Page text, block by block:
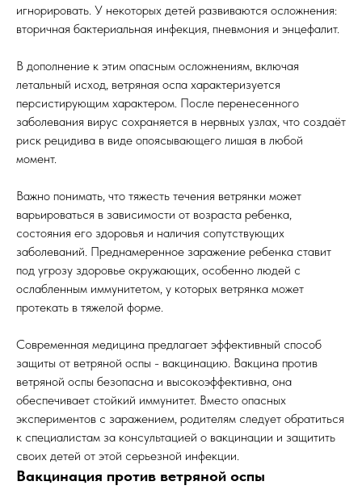
игнорировать. У некоторых детей развиваются осложнения:
вторичная бактериальная инфекция, пневмония и энцефалит.
В дополнение к этим опасным осложнениям, включая
летальный исход, ветряная оспа характеризуется
персистирующим характером. После перенесенного
заболевания вирус сохраняется в нервных узлах, что создаёт
риск рецидива в виде опоясывающего лишая в любой
момент.
Важно понимать, что тяжесть течения ветрянки может
варьироваться в зависимости от возраста ребенка,
состояния его здоровья и наличия сопутствующих
заболеваний. Преднамеренное заражение ребенка ставит
под угрозу здоровье окружающих, особенно людей с
ослабленным иммунитетом, у которых ветрянка может
протекать в тяжелой форме.
Современная медицина предлагает эффективный способ
защиты от ветряной оспы - вакцинацию. Вакцина против
ветряной оспы безопасна и высокоэффективна, она
обеспечивает стойкий иммунитет. Вместо опасных
экспериментов с заражением, родителям следует обратиться
к специалистам за консультацией о вакцинации и защитить
своих детей от этой серьезной инфекции.
Вакцинация против ветряной оспы